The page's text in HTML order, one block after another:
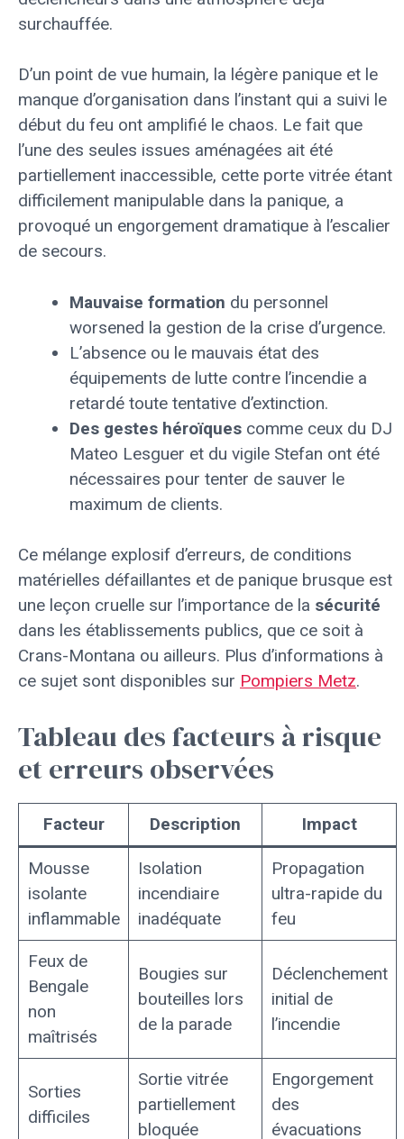
surchauffée.
D’un point de vue humain, la légère panique et le
manque d’organisation dans l’instant qui a suivi le
début du feu ont amplifié le chaos. Le fait que
l’une des seules issues aménagées ait été
partiellement inaccessible, cette porte vitrée étant
difficilement manipulable dans la panique, a
provoqué un engorgement dramatique à l’escalier
de secours.
Mauvaise formation du personnel
worsened la gestion de la crise d’urgence.
L’absence ou le mauvais état des
équipements de lutte contre l’incendie a
retardé toute tentative d’extinction.
Des gestes héroïques comme ceux du DJ
Mateo Lesguer et du vigile Stefan ont été
nécessaires pour tenter de sauver le
maximum de clients.
Ce mélange explosif d’erreurs, de conditions
matérielles défaillantes et de panique brusque est
une leçon cruelle sur l’importance de la sécurité
dans les établissements publics, que ce soit à
Crans-Montana ou ailleurs. Plus d’informations à
ce sujet sont disponibles sur Pompiers Metz.
Tableau des facteurs à risque
et erreurs observées
Facteur Description Impact
Mousse
isolante
inflammable
Isolation
incendiaire
inadéquate
Propagation
ultra-rapide du
feu
Feux de
Bengale
non
maîtrisés
Bougies sur
bouteilles lors
de la parade
Déclenchement
initial de
l’incendie
Sorties
difficiles
Sortie vitrée
partiellement
bloquée
Engorgement
des
évacuations